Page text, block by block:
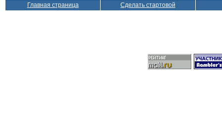
Главная страница Сделать стартовой